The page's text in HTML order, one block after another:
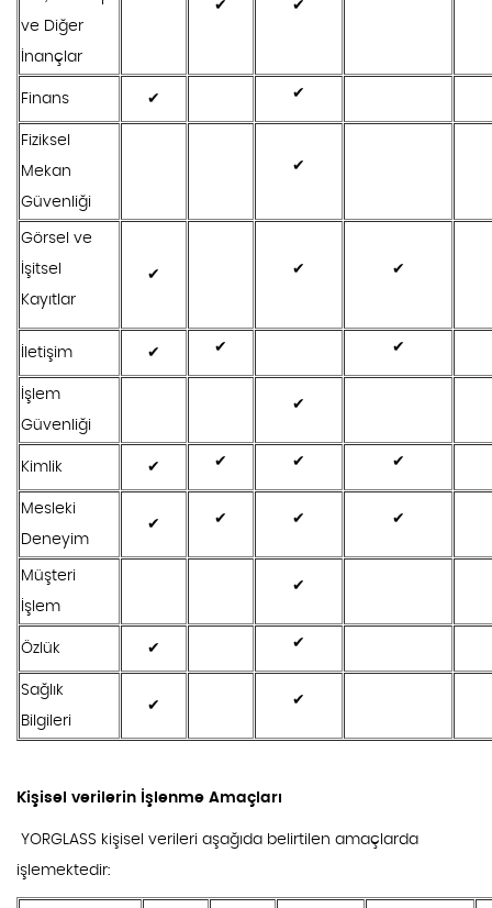
ve Diğer
İnançlar
✔ ✔
Finans ✔ ✔
Fiziksel
Mekan
Güvenliği
✔
Görsel ve
İşitsel
Kayıtlar
✔ ✔ ✔
İletişim ✔ ✔ ✔
İşlem
Güvenliği
✔
Kimlik ✔ ✔ ✔ ✔
Mesleki
Deneyim
✔ ✔ ✔ ✔
Müşteri
İşlem
✔
Özlük ✔ ✔
Sağlık
Bilgileri
✔ ✔
Kişisel verilerin İşlenme Amaçları
YORGLASS kişisel verileri aşağıda belirtilen amaçlarda
işlemektedir: